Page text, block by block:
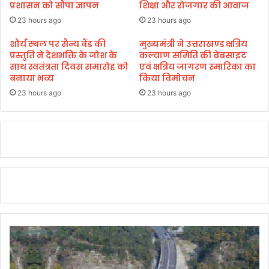
की
बा
-
बा
ल
ब
ची
प्रशासन को सौंपा ज्ञापन
23 hours ago
शिक्षा और रोजगार की आवाज
23 hours ago
शौर्य स्थल पर सैन्य बैंड की
प्रस्तुति ने देशभक्ति के जोश के
साथ स्वतंत्रता दिवस समारोह को
बनाया भव्य
23 hours ago
मुख्यमंत्री ने उत्तराखण्ड क्षत्रिय
कल्याण समिति की वेबसाइट
एवं क्षत्रिय जागरण स्मारिका का
किया विमोचन
23 hours ago